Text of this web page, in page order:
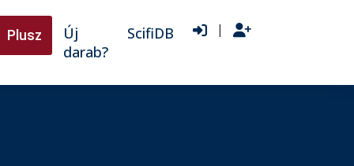
Plusz
Új
darab?
ScifiDB |